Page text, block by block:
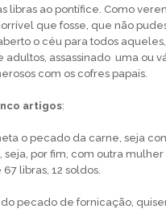
libras ao pontífice. Como
que fosse, que não
o céu para todos
assassinado uma ou
com os cofres papais.
artigos:
o pecado da carne, seja
seja, por fim, com outra
libras, 12 soldos.
pecado de fornicação,